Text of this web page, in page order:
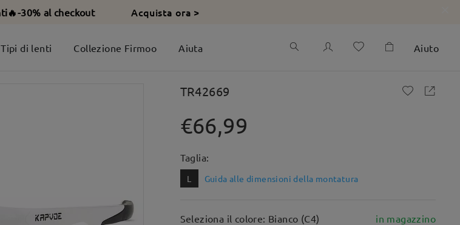
30% al checkout Acquista ora >
Tipi di lenti Collezione Firmoo Aiuta Aiuto
TR42669
€66,99
Taglia:
L Guida alle dimensioni della montatura
Seleziona il colore: Bianco (C4) in magazzino